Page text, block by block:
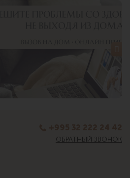
ОБРАТНЫЙ ЗВОНОК